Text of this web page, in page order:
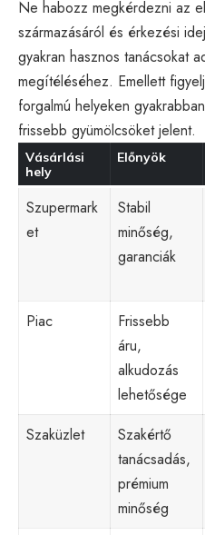
Ne habozz megkérdezni az
származásáról és érkezési
gyakran hasznos tanácsokat
megítéléséhez. Emellett
forgalmú helyeken
frissebb gyümölcsöket jelent.
Vásárlási
hely
Előnyök
Szupermark
et
Stabil
minőség,
garanciák
Piac
Frissebb
áru,
alkudozás
lehetősége
Szaküzlet
Szakértő
tanácsadás,
prémium
minőség